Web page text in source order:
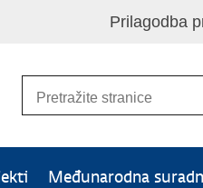
Prilagodba
Međunarodna